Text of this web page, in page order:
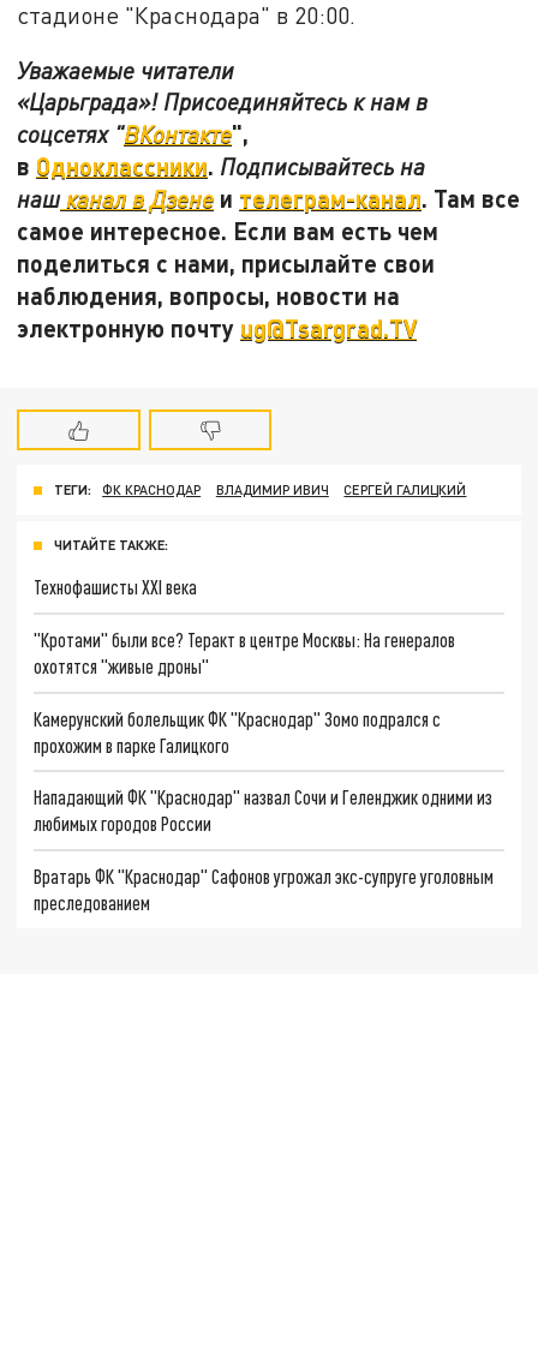
стадионе "Краснодара" в 20:00.
Уважаемые читатели
«Царьграда»! Присоединяйтесь к нам в
соцсетях "ВКонтакте",
в Одноклассники. Подписывайтесь на
наш канал в Дзене и телеграм-канал. Там все
самое интересное. Если вам есть чем
поделиться с нами, присылайте свои
наблюдения, вопросы, новости на
электронную почту ug@Tsargrad.TV
ТЕГИ: ФК КРАСНОДАР ВЛАДИМИР ИВИЧ СЕРГЕЙ ГАЛИЦКИЙ
ЧИТАЙТЕ ТАКЖЕ:
Технофашисты XXI века
"Кротами" были все? Теракт в центре Москвы: На генералов
охотятся "живые дроны"
Камерунский болельщик ФК "Краснодар" Зомо подрался с
прохожим в парке Галицкого
Нападающий ФК "Краснодар" назвал Сочи и Геленджик одними из
любимых городов России
Вратарь ФК "Краснодар" Сафонов угрожал экс-супруге уголовным
преследованием